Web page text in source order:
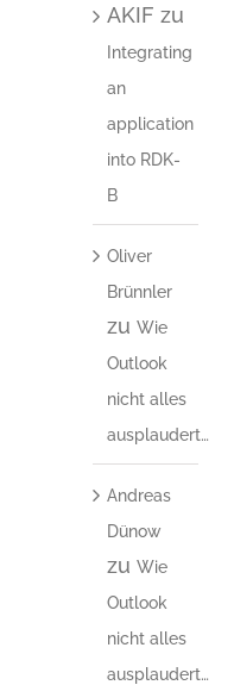
AKIF zu
Integrating
an
application
into RDK-
B
Oliver
Brünnler
zu Wie
Outlook
nicht alles
ausplaudert…
Andreas
Dünow
zu Wie
Outlook
nicht alles
ausplaudert…